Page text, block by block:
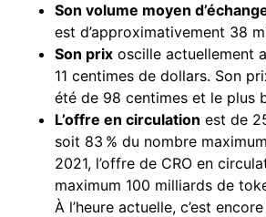
Son volume moyen
est d’approximativement 38
Son prix oscille actuellement
11 centimes de dollars. Son
été de 98 centimes et le plus
L’offre en circulation est de
soit 83 % du nombre
2021, l’offre de CRO en
maximum 100 milliards de
À l’heure actuelle, c’est